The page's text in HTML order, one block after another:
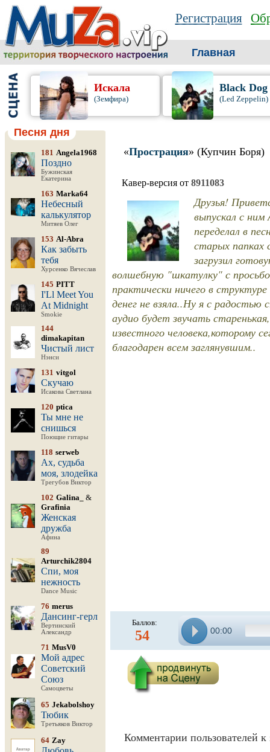
Регистрация
Главная
Искала
(Земфира)
Black Dog
(Led Zeppelin)
Песня дня
181 Angela1968
Поздно
Бужинская
Екатерина
163 Marka64
Небесный
калькулятор
Митяев Олег
153 Al-Abra
Как забыть
тебя
Хурсенко Вячеслав
145 PITT
I'Ll Meet You
At Midnight
Smokie
144
dimakapitan
Чистый лист
Нэнси
131 vitgol
Скучаю
Исакова Светлана
120 ptica
Ты мне не
снишься
Поющие гитары
118 serweb
Ах, судьба
моя, злодейка
Трегубов Виктор
102 Galina_
&
Grafinia
Женская
дружба
Афина
89
Arturchik2804
Спи, моя
нежность
Dance Music
76 merus
Дансинг-герл
Вертинский
Александр
71 MusV0
Мой адрес
Советский
Союз
Самоцветы
65 Jekabolshoy
Тюбик
Третьяков Виктор
64 Zay
«Прострация» (Купчин Боря)
Кавер-версия от 8911083
Друзья!
выпускал с
переделал в
старых папках
загрузил
волшебную "шкатулку" с
практически ничего в
денег не взяла..Ну я с радостью
аудио будет звучать
известного человека,которому
благодарен всем заглянувшим..
Баллов:
54 00:00
Комментарии пользователей к